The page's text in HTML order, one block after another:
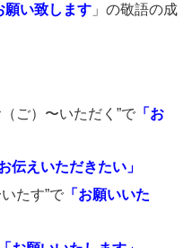
願い致します 」の敬語の成
ご）〜いただく”で 「お
お伝えいただきたい」
たす”で 「お願いいた